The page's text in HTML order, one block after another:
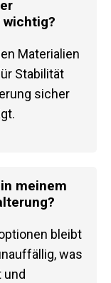
Materialien
Stabilität
sicher
meinem
bleibt
was
und